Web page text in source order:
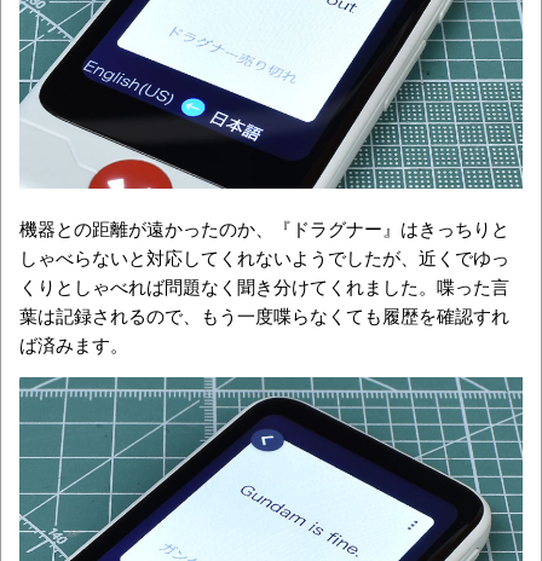
機器との距離が遠かったのか、『ドラグナー』はきっちりと
しゃべらないと対応してくれないようでしたが、近くでゆっ
くりとしゃべれば問題なく聞き分けてくれました。喋った言
葉は記録されるので、もう一度喋らなくても履歴を確認すれ
ば済みます。